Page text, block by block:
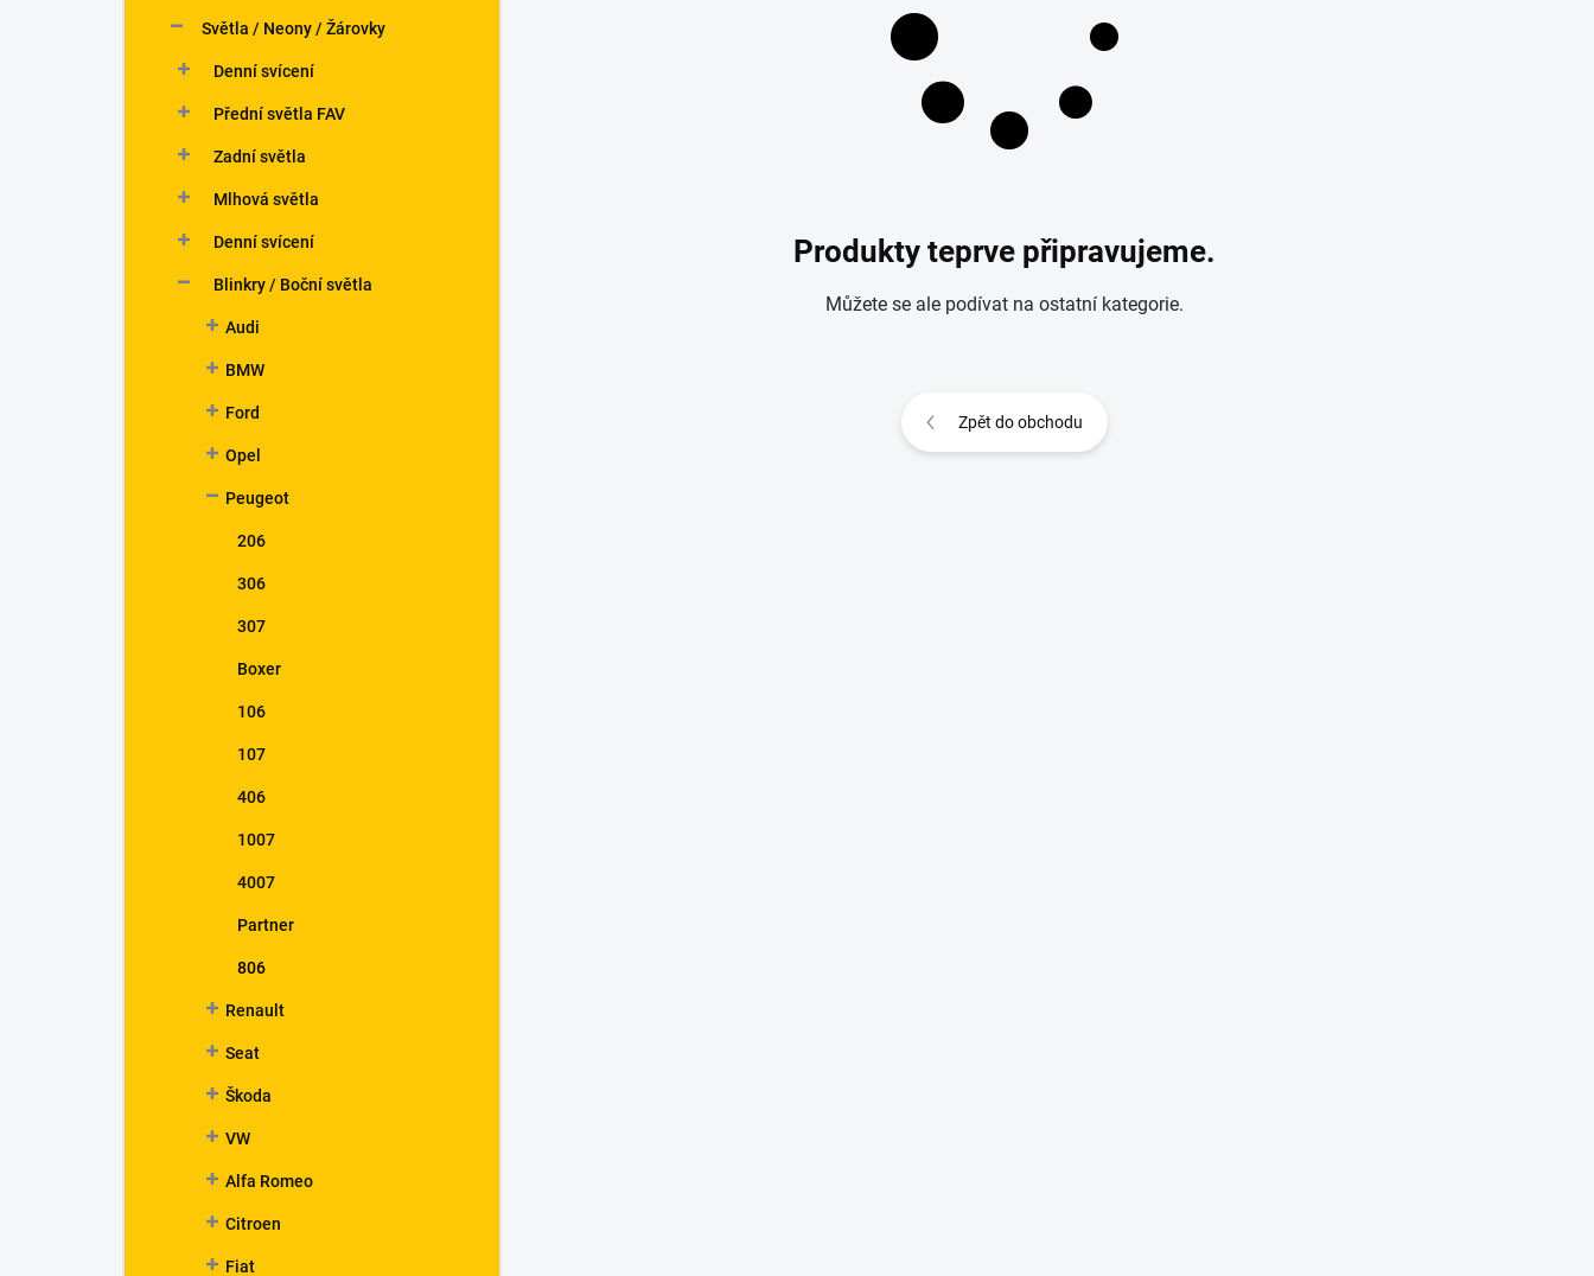
Světla / Neony / Žárovky
Denní svícení
Přední světla FAV
Zadní světla
Mlhová světla
Denní svícení
Blinkry / Boční světla
Audi
BMW
Ford
Opel
Peugeot
206
306
307
Boxer
106
107
406
1007
4007
Partner
806
Renault
Seat
Škoda
VW
Alfa Romeo
Citroen
Fiat
Produkty teprve připravujeme.
Můžete se ale podívat na ostatní kategorie.
Zpět do obchodu